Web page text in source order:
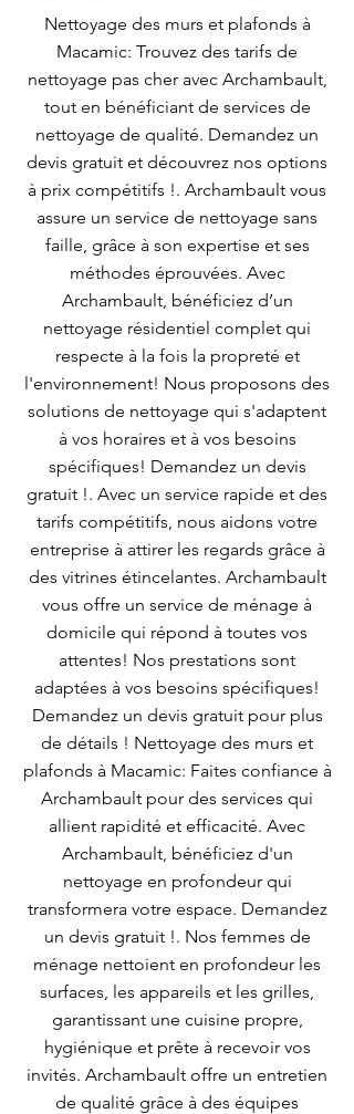
Nettoyage des murs et plafonds à
Macamic: Trouvez des tarifs de
nettoyage pas cher avec Archambault,
tout en bénéficiant de services de
nettoyage de qualité. Demandez un
devis gratuit et découvrez nos options
à prix compétitifs !. Archambault vous
assure un service de nettoyage sans
faille, grâce à son expertise et ses
méthodes éprouvées. Avec
Archambault, bénéficiez d’un
nettoyage résidentiel complet qui
respecte à la fois la propreté et
l'environnement! Nous proposons des
solutions de nettoyage qui s'adaptent
à vos horaires et à vos besoins
spécifiques! Demandez un devis
gratuit !. Avec un service rapide et des
tarifs compétitifs, nous aidons votre
entreprise à attirer les regards grâce à
des vitrines étincelantes. Archambault
vous offre un service de ménage à
domicile qui répond à toutes vos
attentes! Nos prestations sont
adaptées à vos besoins spécifiques!
Demandez un devis gratuit pour plus
de détails ! Nettoyage des murs et
plafonds à Macamic: Faites confiance à
Archambault pour des services qui
allient rapidité et efficacité. Avec
Archambault, bénéficiez d'un
nettoyage en profondeur qui
transformera votre espace. Demandez
un devis gratuit !. Nos femmes de
ménage nettoient en profondeur les
surfaces, les appareils et les grilles,
garantissant une cuisine propre,
hygiénique et prête à recevoir vos
invités. Archambault offre un entretien
de qualité grâce à des équipes